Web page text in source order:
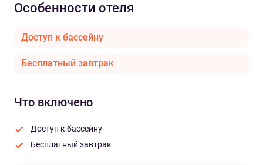
Особенности отеля
Доступ к бассейну
Бесплатный завтрак
Что включено
Доступ к бассейну
Бесплатный завтрак